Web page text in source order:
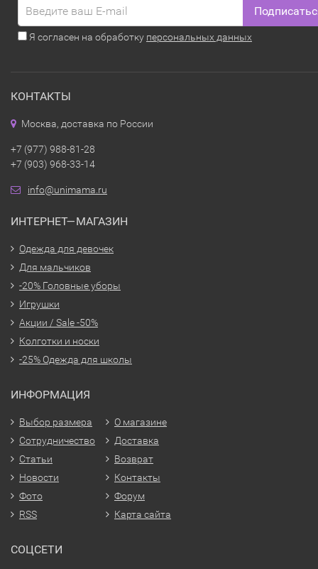
Я согласен на обработку персональных данных
КОНТАКТЫ
Москва, доставка по России
+7 (977) 988-81-28
+7 (903) 968-33-14
info@unimama.ru
ИНТЕРНЕТ—МАГАЗИН
Одежда для девочек
Для мальчиков
-20% Головные уборы
Игрушки
Акции / Sale -50%
Колготки и носки
-25% Одежда для школы
ИНФОРМАЦИЯ
Выбор размера
Сотрудничество
Статьи
Новости
Фото
RSS
О магазине
Доставка
Возврат
Контакты
Форум
Карта сайта
СОЦСЕТИ